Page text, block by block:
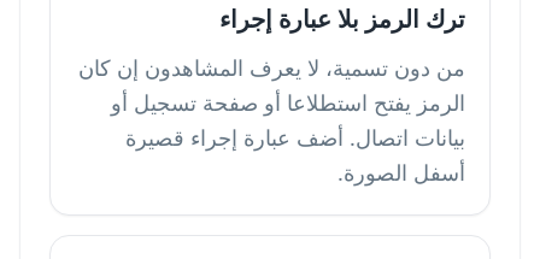
ترك الرمز بلا عبارة إجراء
من دون تسمية، لا يعرف المشاهدون إن كان
الرمز يفتح استطلاعا أو صفحة تسجيل أو
بيانات اتصال. أضف عبارة إجراء قصيرة
أسفل الصورة.